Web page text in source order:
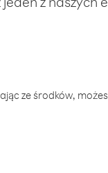
ze środków,